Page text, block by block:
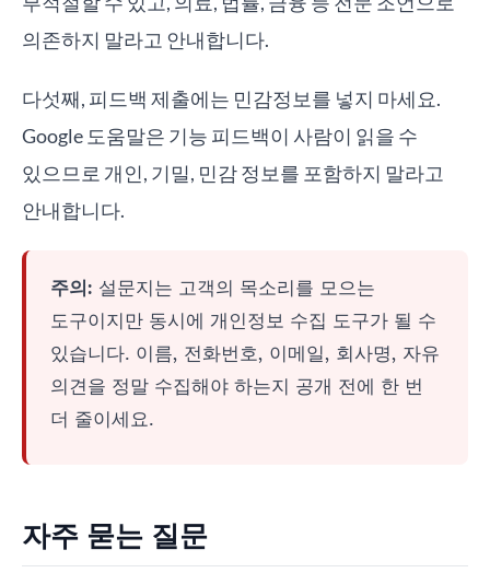
의존하지 말라고 안내합니다.
다섯째, 피드백 제출에는 민감정보를 넣지 마세요.
Google 도움말은 기능 피드백이 사람이 읽을 수
있으므로 개인, 기밀, 민감 정보를 포함하지 말라고
안내합니다.
주의: 설문지는 고객의 목소리를 모으는
도구이지만 동시에 개인정보 수집 도구가 될 수
있습니다. 이름, 전화번호, 이메일, 회사명, 자유
의견을 정말 수집해야 하는지 공개 전에 한 번
더 줄이세요.
자주 묻는 질문